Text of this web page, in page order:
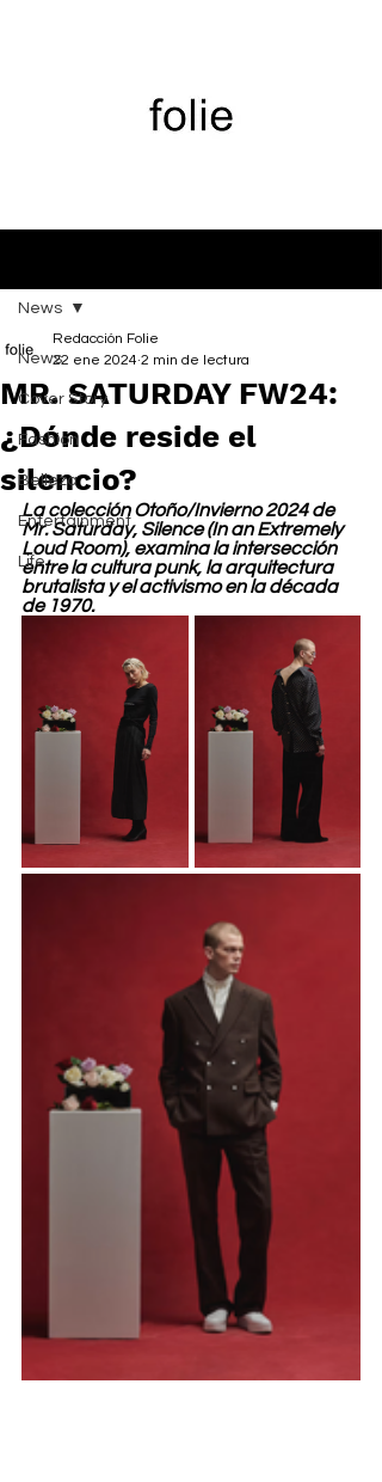
News
Cover Story
Fashion
Belleza
Entertainment
Life
News
MR. SATURDAY FW24:
¿Dónde reside el
silencio?
Redacción Folie
22 ene 2024 2 min de lectura
La colección Otoño/Invierno 2024 de
Mr. Saturday, Silence (In an Extremely
Loud Room), examina la intersección
entre la cultura punk, la arquitectura
brutalista y el activismo en la década
de 1970.